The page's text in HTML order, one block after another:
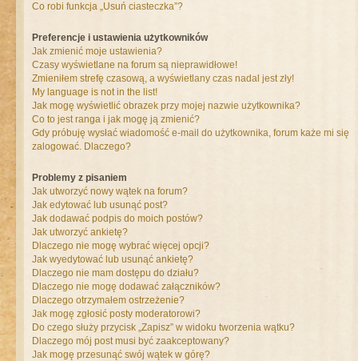
Co robi funkcja „Usuń ciasteczka”?
Preferencje i ustawienia użytkowników
Jak zmienić moje ustawienia?
Czasy wyświetlane na forum są nieprawidłowe!
Zmieniłem strefę czasową, a wyświetlany czas nadal jest zły!
My language is not in the list!
Jak mogę wyświetlić obrazek przy mojej nazwie użytkownika?
Co to jest ranga i jak mogę ją zmienić?
Gdy próbuję wysłać wiadomość e-mail do użytkownika, forum każe mi się
zalogować. Dlaczego?
Problemy z pisaniem
Jak utworzyć nowy wątek na forum?
Jak edytować lub usunąć post?
Jak dodawać podpis do moich postów?
Jak utworzyć ankietę?
Dlaczego nie mogę wybrać więcej opcji?
Jak wyedytować lub usunąć ankietę?
Dlaczego nie mam dostępu do działu?
Dlaczego nie mogę dodawać załączników?
Dlaczego otrzymałem ostrzeżenie?
Jak mogę zgłosić posty moderatorowi?
Do czego służy przycisk „Zapisz” w widoku tworzenia wątku?
Dlaczego mój post musi być zaakceptowany?
Jak mogę przesunąć swój wątek w górę?